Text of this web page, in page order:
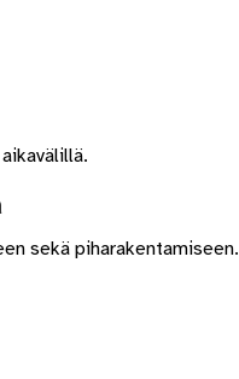
sekä